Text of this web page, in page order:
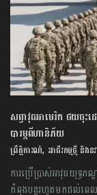
សព្វាវុធ​អាមេរិក ​ថយចុះ​
បារម្ភ​ពី​ហានិភ័យ​
ព្រឹត្តិការណ៍, អាជីវកម្មថ្មី និងន
ការ​ប្រើប្រាស់​អាវុធយុទ្ធ
កំពុង​បន្តរហូតមកដល់ពេល